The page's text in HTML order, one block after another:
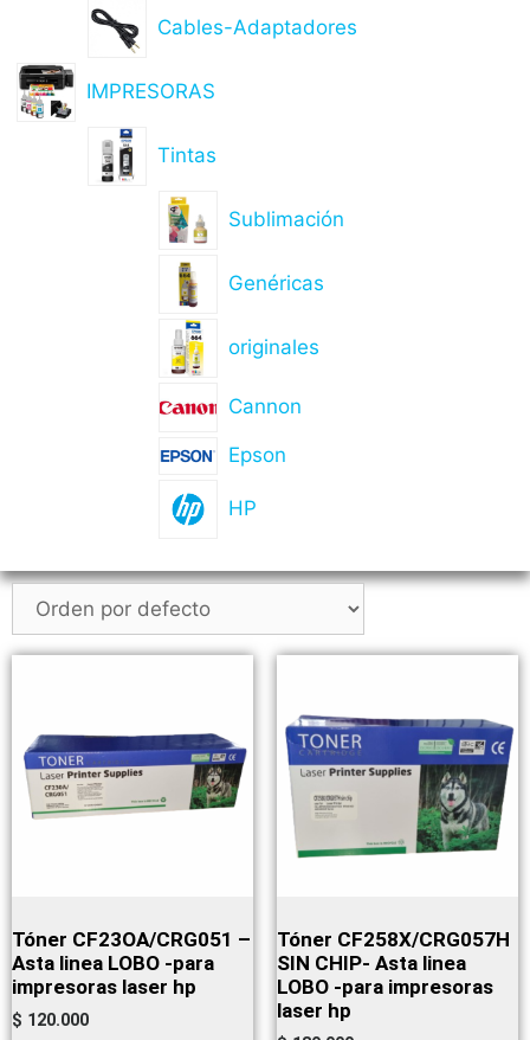
Cables-Adaptadores
IMPRESORAS
Tintas
Sublimación
Genéricas
originales
Cannon
Epson
HP
Tóner CF23OA/CRG051 –
Asta linea LOBO -para
impresoras laser hp
$ 120.000
Tóner CF258X/CRG057H
SIN CHIP- Asta linea
LOBO -para impresoras
laser hp